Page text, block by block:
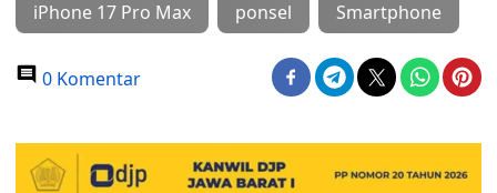
iPhone 17 Pro Max ponsel Smartphone
0 Komentar